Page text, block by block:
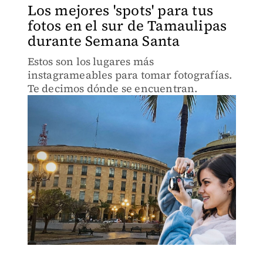
Los mejores 'spots' para tus
fotos en el sur de Tamaulipas
durante Semana Santa
Estos son los lugares más
instagrameables para tomar fotografías.
Te decimos dónde se encuentran.